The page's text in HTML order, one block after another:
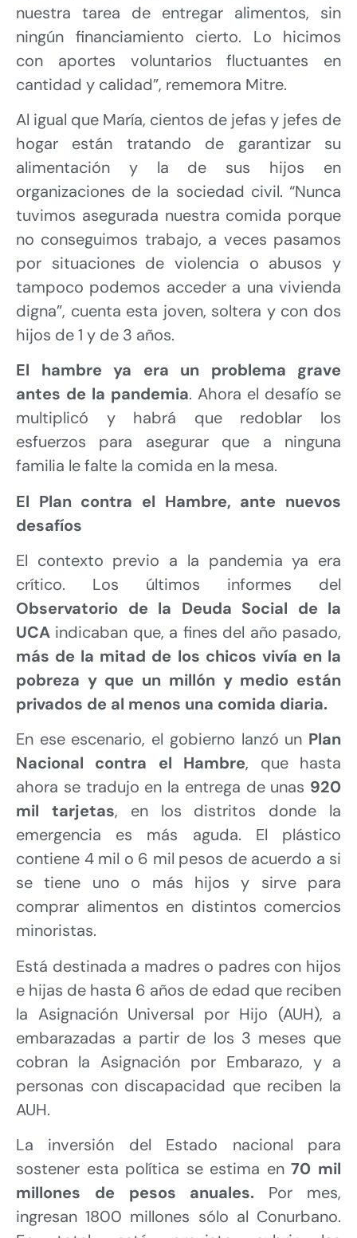
nuestra tarea de entregar alimentos, sin
ningún financiamiento cierto. Lo hicimos
con aportes voluntarios fluctuantes en
cantidad y calidad”, rememora Mitre.
Al igual que María, cientos de jefas y jefes de
hogar están tratando de garantizar su
alimentación y la de sus hijos en
organizaciones de la sociedad civil. “Nunca
tuvimos asegurada nuestra comida porque
no conseguimos trabajo, a veces pasamos
por situaciones de violencia o abusos y
tampoco podemos acceder a una vivienda
digna”, cuenta esta joven, soltera y con dos
hijos de 1 y de 3 años.
El hambre ya era un problema grave
antes de la pandemia. Ahora el desafío se
multiplicó y habrá que redoblar los
esfuerzos para asegurar que a ninguna
familia le falte la comida en la mesa.
El Plan contra el Hambre, ante nuevos
desafíos
El contexto previo a la pandemia ya era
crítico. Los últimos informes del
Observatorio de la Deuda Social de la
UCA indicaban que, a fines del año pasado,
más de la mitad de los chicos vivía en la
pobreza y que un millón y medio están
privados de al menos una comida diaria.
En ese escenario, el gobierno lanzó un Plan
Nacional contra el Hambre, que hasta
ahora se tradujo en la entrega de unas 920
mil tarjetas, en los distritos donde la
emergencia es más aguda. El plástico
contiene 4 mil o 6 mil pesos de acuerdo a si
se tiene uno o más hijos y sirve para
comprar alimentos en distintos comercios
minoristas.
Está destinada a madres o padres con hijos
e hijas de hasta 6 años de edad que reciben
la Asignación Universal por Hijo (AUH), a
embarazadas a partir de los 3 meses que
cobran la Asignación por Embarazo, y a
personas con discapacidad que reciben la
AUH.
La inversión del Estado nacional para
sostener esta política se estima en70 mil
millones de pesos anuales. Por mes,
ingresan 1800 millones sólo al Conurbano.